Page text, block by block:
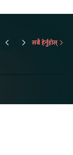
सबै हेर्नुहोस्